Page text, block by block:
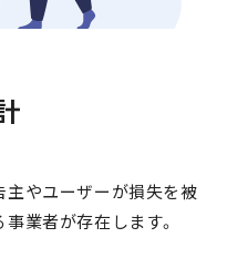
主やユーザーが損失を被
業者が存在します。